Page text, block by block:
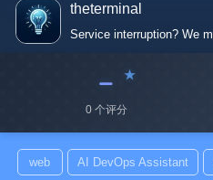
theterminal
﹣
0 个评分
web AI DevOps Assistant